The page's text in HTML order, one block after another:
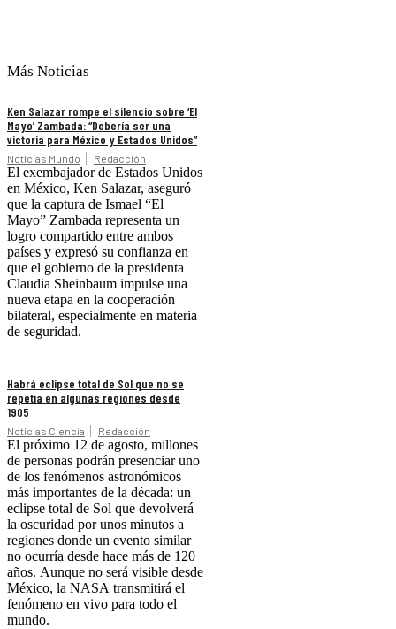
Más Noticias
Ken Salazar rompe el silencio sobre ‘El
Mayo’ Zambada: “Debería ser una
victoria para México y Estados Unidos”
Noticias Mundo Redacción
El exembajador de Estados Unidos
en México, Ken Salazar, aseguró
que la captura de Ismael “El
Mayo” Zambada representa un
logro compartido entre ambos
países y expresó su confianza en
que el gobierno de la presidenta
Claudia Sheinbaum impulse una
nueva etapa en la cooperación
bilateral, especialmente en materia
de seguridad.
Habrá eclipse total de Sol que no se
repetía en algunas regiones desde
1905
Noticias Ciencia Redacción
El próximo 12 de agosto, millones
de personas podrán presenciar uno
de los fenómenos astronómicos
más importantes de la década: un
eclipse total de Sol que devolverá
la oscuridad por unos minutos a
regiones donde un evento similar
no ocurría desde hace más de 120
años. Aunque no será visible desde
México, la NASA transmitirá el
fenómeno en vivo para todo el
mundo.